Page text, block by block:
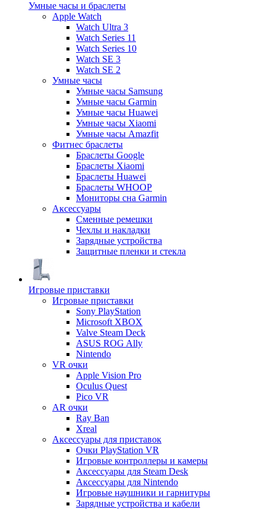
Умные часы и браслеты
Apple Watch
Watch Ultra 3
Watch Series 11
Watch Series 10
Watch SE 3
Watch SE 2
Умные часы
Умные часы Samsung
Умные часы Garmin
Умные часы Huawei
Умные часы Xiaomi
Умные часы Amazfit
Фитнес браслеты
Браслеты Google
Браслеты Xiaomi
Браслеты Huawei
Браслеты WHOOP
Мониторы сна Garmin
Аксессуары
Сменные ремешки
Чехлы и накладки
Зарядные устройства
Защитные пленки и стекла
Игровые приставки
Игровые приставки
Sony PlayStation
Microsoft XBOX
Valve Steam Deck
ASUS ROG Ally
Nintendo
VR очки
Apple Vision Pro
Oculus Quest
Pico VR
AR очки
Ray Ban
Xreal
Аксессуары для приставок
Очки PlayStation VR
Игровые контроллеры и камеры
Аксессуары для Steam Desk
Аксессуары для Nintendo
Игровые наушники и гарнитуры
Зарядные устройства и кабели